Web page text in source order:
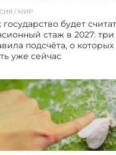
/ МИР
государство будет
стаж в 2027:
подсчёта, о
уже сейчас